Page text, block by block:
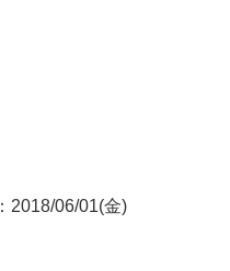
：2018/06/01(金)